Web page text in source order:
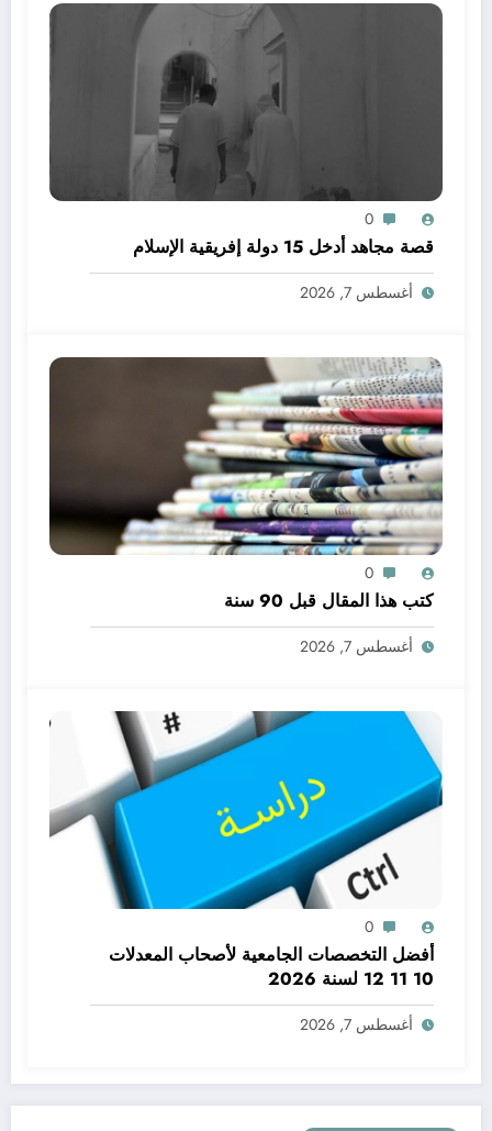
0
قصة مجاهد أدخل 15 دولة إفريقية الإسلام
أغسطس 7, 2026
0
كتب هذا المقال قبل 90 سنة
أغسطس 7, 2026
0
أفضل التخصصات الجامعية لأصحاب المعدلات
10 11 12 لسنة 2026
أغسطس 7, 2026